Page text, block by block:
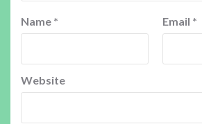
Name * Email *
Website